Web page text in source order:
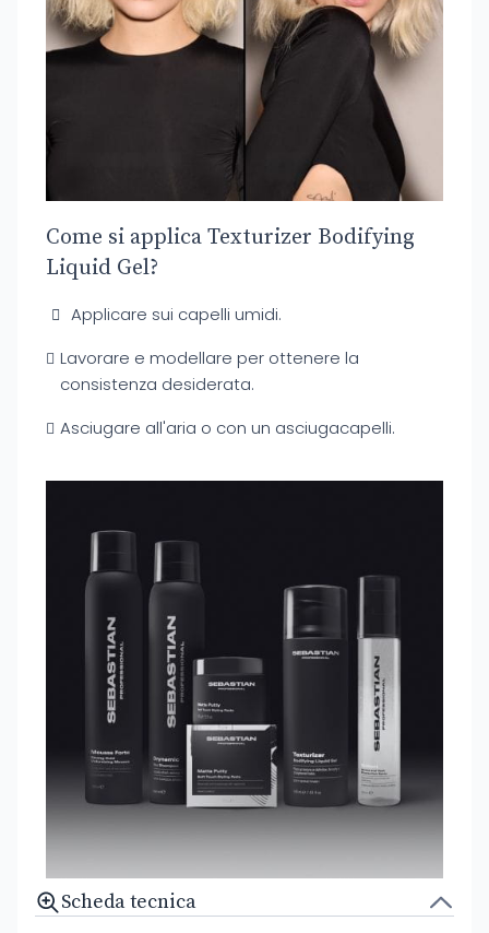
Come si applica Texturizer Bodifying
Liquid Gel?
Applicare sui capelli umidi.
Lavorare e modellare per ottenere la
consistenza desiderata.
Asciugare all'aria o con un asciugacapelli.
Scheda tecnica